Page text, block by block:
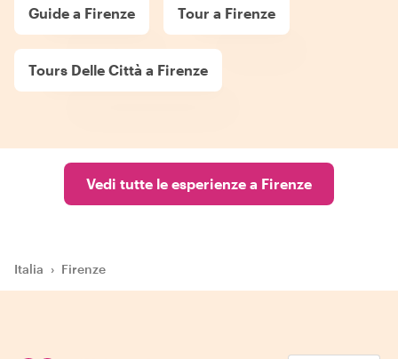
Guide a Firenze Tour a Firenze
Tours Delle Città a Firenze
Vedi tutte le esperienze a Firenze
Italia › Firenze